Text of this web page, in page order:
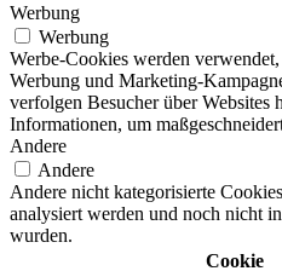
Werbung
Werbung
Werbe-Cookies werden
Werbung und Marketing-
verfolgen Besucher über Websites
Informationen, um
Andere
Andere
Andere nicht kategorisierte
analysiert werden und noch nicht
wurden.
Cookie